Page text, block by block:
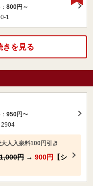
800円～
きを見る
950円〜
2904
人入泉料100円引き
1,000円 → 900円
【シ